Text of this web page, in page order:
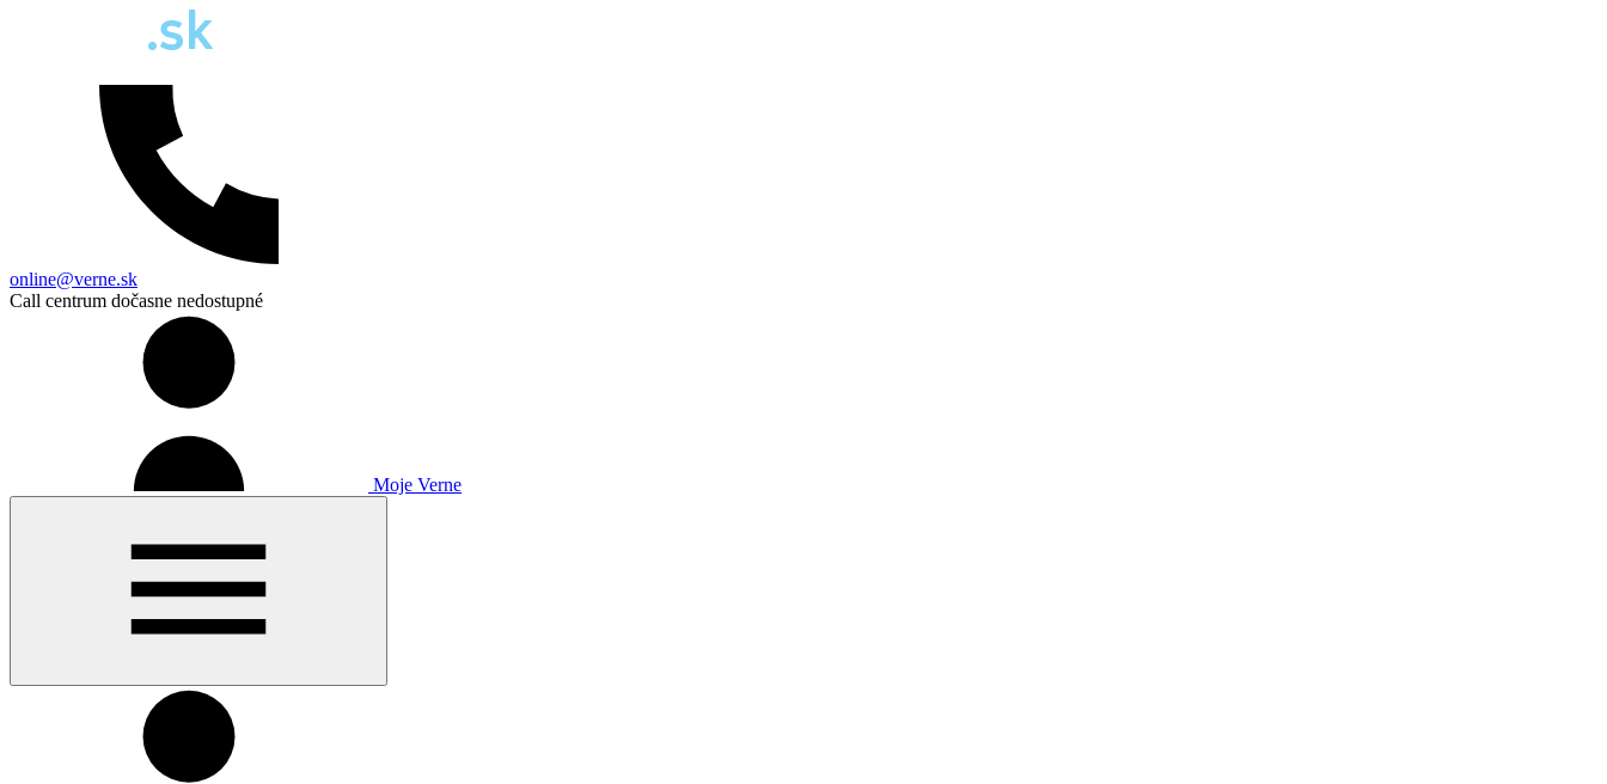
online@verne.sk
Call centrum dočasne nedostupné
Moje Verne